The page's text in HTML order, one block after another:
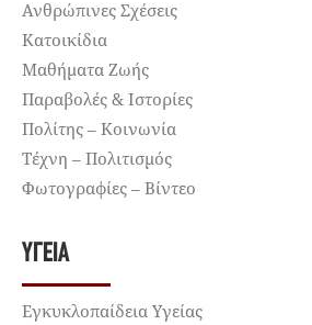
Ανθρώπινες Σχέσεις
Κατοικίδια
Μαθήματα Ζωής
Παραβολές & Ιστορίες
Πολίτης – Κοινωνία
Τέχνη – Πολιτισμός
Φωτογραφίες – Βίντεο
ΥΓΕΊΑ
Εγκυκλοπαίδεια Υγείας